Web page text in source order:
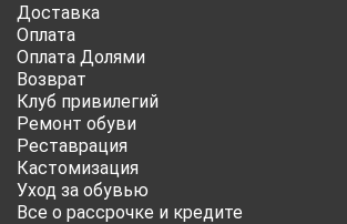
Доставка
Оплата
Оплата Долями
Возврат
Клуб привилегий
Ремонт обуви
Реставрация
Кастомизация
Уход за обувью
Все о рассрочке и кредите